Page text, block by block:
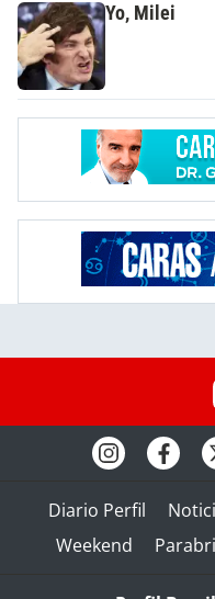
Yo, Milei
Diario Perfil
Weekend